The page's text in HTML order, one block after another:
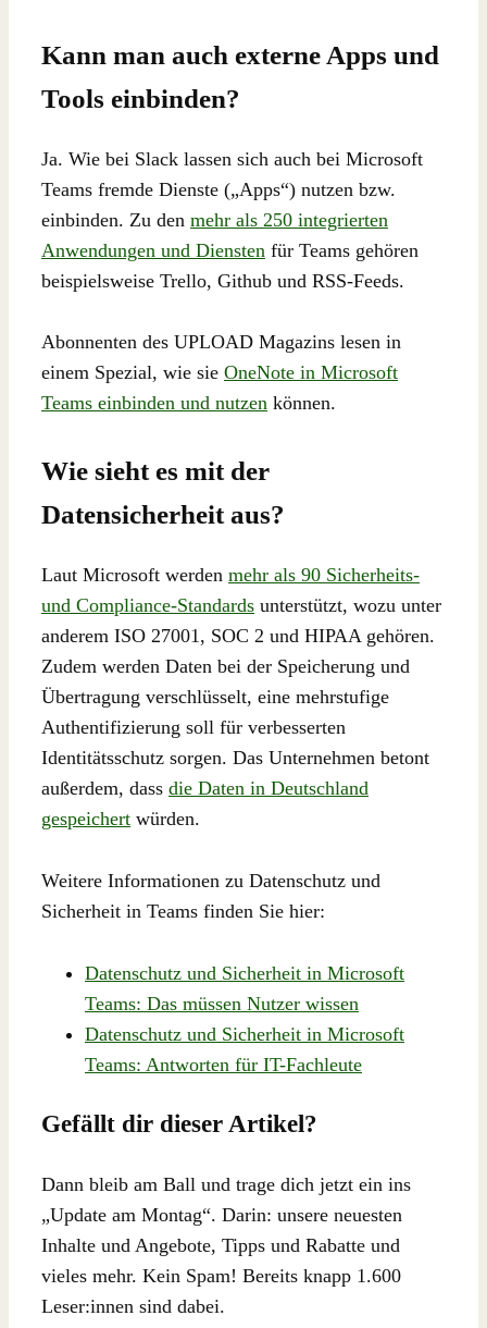
Kann man auch externe Apps und
Tools einbinden?
Ja. Wie bei Slack lassen sich auch bei Microsoft
Teams fremde Dienste („Apps“) nutzen bzw.
einbinden. Zu den mehr als 250 integrierten
Anwendungen und Diensten für Teams gehören
beispielsweise Trello, Github und RSS-Feeds.
Abonnenten des UPLOAD Magazins lesen in
einem Spezial, wie sie OneNote in Microsoft
Teams einbinden und nutzen können.
Wie sieht es mit der
Datensicherheit aus?
Laut Microsoft werden mehr als 90 Sicherheits-
und Compliance-Standards unterstützt, wozu unter
anderem ISO 27001, SOC 2 und HIPAA gehören.
Zudem werden Daten bei der Speicherung und
Übertragung verschlüsselt, eine mehrstufige
Authentifizierung soll für verbesserten
Identitätsschutz sorgen. Das Unternehmen betont
außerdem, dass die Daten in Deutschland
gespeichert würden.
Weitere Informationen zu Datenschutz und
Sicherheit in Teams finden Sie hier:
Datenschutz und Sicherheit in Microsoft
Teams: Das müssen Nutzer wissen
Datenschutz und Sicherheit in Microsoft
Teams: Antworten für IT-Fachleute
Gefällt dir dieser Artikel?
Dann bleib am Ball und trage dich jetzt ein ins
„Update am Montag“. Darin: unsere neuesten
Inhalte und Angebote, Tipps und Rabatte und
vieles mehr. Kein Spam! Bereits knapp 1.600
Leser:innen sind dabei.